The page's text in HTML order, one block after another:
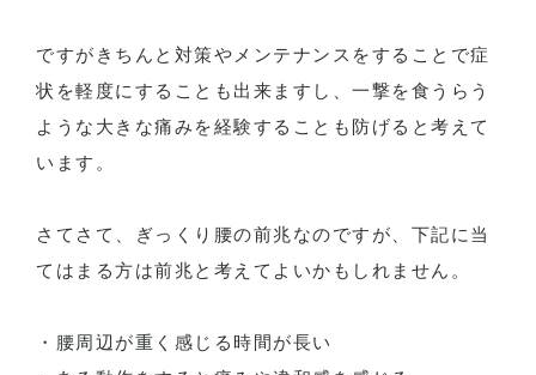
ですがきちんと対策やメンテナンスをすることで症
状を軽度にすることも出来ますし、一撃を食うらう
ような大きな痛みを経験することも防げると考えて
います。
さてさて、ぎっくり腰の前兆なのですが、下記に当
てはまる方は前兆と考えてよいかもしれません。
・腰周辺が重く感じる時間が長い